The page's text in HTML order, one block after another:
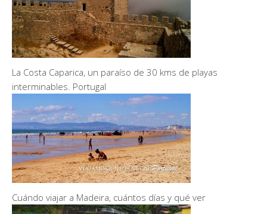
La Costa Caparica, un paraíso de 30 kms de playas
interminables. Portugal
Cuándo viajar a Madeira, cuántos días y qué ver